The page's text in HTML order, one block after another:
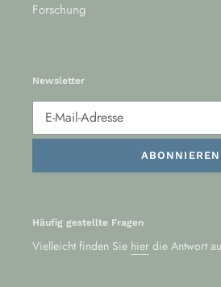
Forschung
Newsletter
ABONNIEREN
Häufig gestellte Fragen
Vielleicht finden Sie hier die Antwort